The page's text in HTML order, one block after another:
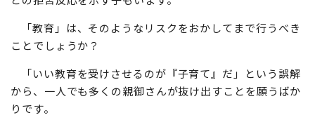
れ、引きこもりや非行に走ることが多いのです。親に対し
ても、通常の反抗期のレベルを超えた、「断絶」に近いほ
どの拒否反応を示す子もいます。
「教育」は、そのようなリスクをおかしてまで行うべき
ことでしょうか？
「いい教育を受けさせるのが『子育て』だ」という誤解